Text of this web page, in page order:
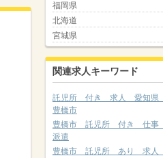
福岡県
北海道
宮城県
関連求人キーワード
託児所 付き 求人 愛知県
豊橋市
豊橋市 託児所 付き 仕事
派遣
豊橋市 託児所 あり 求人